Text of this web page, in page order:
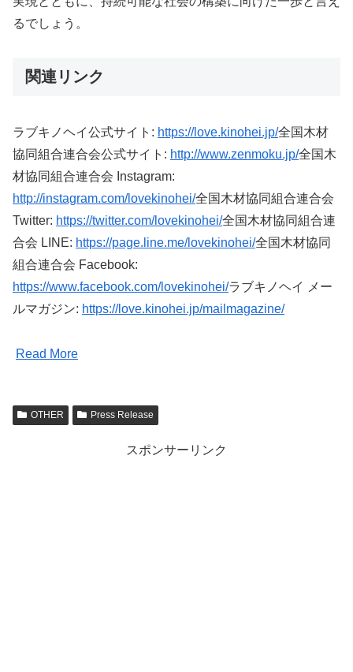
るでしょう。
関連リンク
ラブキノヘイ公式サイト: https://love.kinohei.jp/全国木材
協同組合連合会公式サイト: http://www.zenmoku.jp/全国木
材協同組合連合会 Instagram:
http://instagram.com/lovekinohei/全国木材協同組合連合会
Twitter: https://twitter.com/lovekinohei/全国木材協同組合連
合会 LINE: https://page.line.me/lovekinohei/全国木材協同
組合連合会 Facebook:
https://www.facebook.com/lovekinohei/ラブキノヘイ メー
ルマガジン: https://love.kinohei.jp/mailmagazine/
Read More
OTHER Press Release
スポンサーリンク